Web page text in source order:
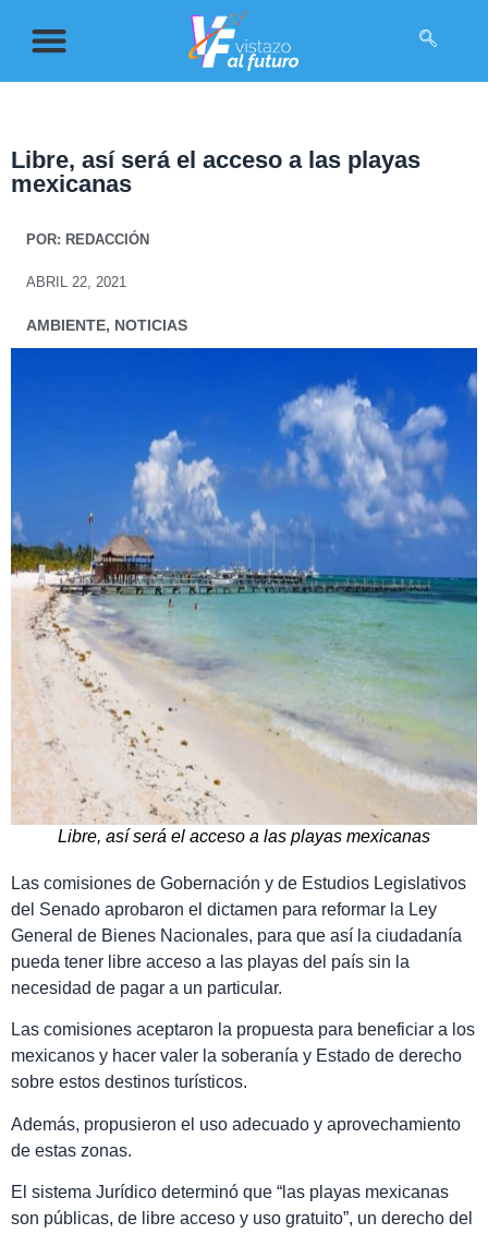
Libre, así será el acceso a las playas
mexicanas
POR: REDACCIÓN
ABRIL 22, 2021
AMBIENTE, NOTICIAS
Libre, así será el acceso a las playas mexicanas
Las comisiones de Gobernación y de Estudios Legislativos
del Senado aprobaron el dictamen para reformar la Ley
General de Bienes Nacionales, para que así la ciudadanía
pueda tener libre acceso a las playas del país sin la
necesidad de pagar a un particular.
Las comisiones aceptaron la propuesta para beneficiar a los
mexicanos y hacer valer la soberanía y Estado de derecho
sobre estos destinos turísticos.
Además, propusieron el uso adecuado y aprovechamiento
de estas zonas.
El sistema Jurídico determinó que “las playas mexicanas
son públicas, de libre acceso y uso gratuito”, un derecho del